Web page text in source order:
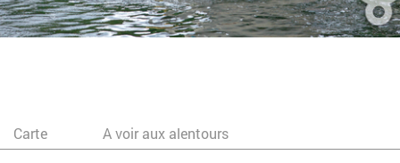
Carte A voir aux alentours